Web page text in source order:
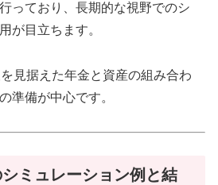
っており、長期的な視野でのシ
が目立ちます。
を見据えた年金と資産の組み合わ
準備が中心です。
ミュレーション例と結